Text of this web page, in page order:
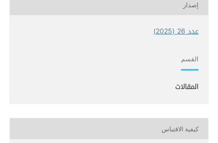
إصدار
عدد 26 (2025)
القسم
المقالات
كيفية الاقتباس